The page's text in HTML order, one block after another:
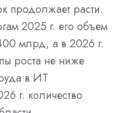
продолжает расти.
2025 г. его объем
млрд, а в 2026 г.
роста не ниже
в ИТ
г. количество